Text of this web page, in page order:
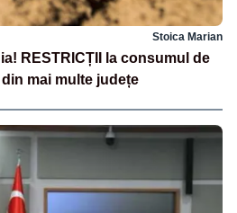
Stoica Marian
RESTRICȚII la consumul de
mai multe județe